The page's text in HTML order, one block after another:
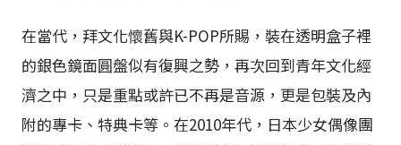
在當代，拜文化懷舊與K-POP所賜，裝在透明盒子裡
的銀色鏡面圓盤似有復興之勢，再次回到青年文化經
濟之中，只是重點或許已不再是音源，更是包裝及內
附的專卡、特典卡等。在2010年代，日本少女偶像團